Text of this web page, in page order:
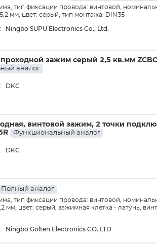
тип фиксации провода: винтовой,
мм, цвет: серый, тип монтажа: DIN35
Ningbo SUPU Electronics Co., Ltd.
проходной зажим серый 2,5 кв.мм
аналог
DKC
винтовой зажим, 2 точки
Функциональный аналог
DKC
Полный аналог
тип фиксации провода: винтовой,
мм, цвет: серый, зажимная клетка - латунь,
Ningbo Golten Electronics CO.,LTD